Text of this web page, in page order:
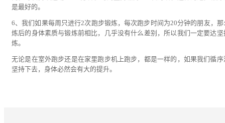
是最好的。
6、我们如果每周只进行2次跑步锻炼，每次跑步时间为20分钟的朋友，那
炼后的身体素质与锻炼前相比，几乎没有什么差别，所以我们一定要达坚
炼。
无论是在室外跑步还是在家里跑步机上跑步，都是一样的，如果我们循序
坚持下去，身体必然会有大的提升。